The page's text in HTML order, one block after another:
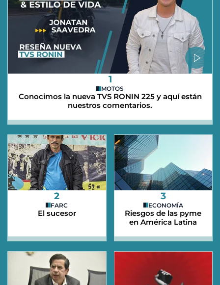
1
MOTOS
Conocimos la nueva TVS RONIN 225 y aquí están
nuestros comentarios.
2
FARC
El sucesor
3
ECONOMÍA
Riesgos de las pyme
en América Latina